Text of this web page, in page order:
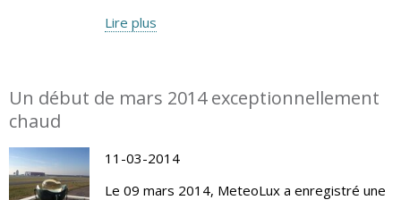
Lire plus
Un début de mars 2014 exceptionnellement
chaud
11-03-2014
Le 09 mars 2014, MeteoLux a enregistré une